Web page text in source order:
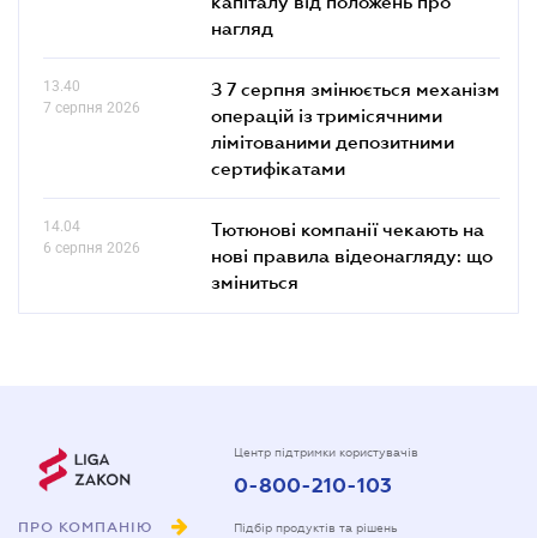
нагляд
13.40
7 серпня 2026
З 7 серпня змінюється механізм
операцій із тримісячними
лімітованими депозитними
сертифікатами
14.04
6 серпня 2026
Тютюнові компанії чекають на
нові правила відеонагляду: що
зміниться
ПРО КОМПАНІЮ
Центр підтримки користувачів
0-800-210-103
Підбір продуктів та рішень